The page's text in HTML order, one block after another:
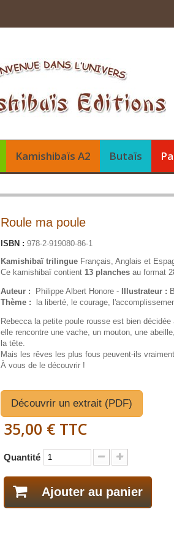
Kamishibaïs A2 Butaïs
Roule ma poule
ISBN : 978-2-919080-86-1
Kamishibaï trilingue Français, Anglais et
Ce kamishibaï contient 13 planches au format
Auteur : Philippe Albert Honore - Illustrateur :
Thème : la liberté, le courage,
Rebecca la petite poule rousse est bien
elle rencontre une vache, un mouton, une
la tête.
Mais les rêves les plus fous peuvent-ils
À vous de le découvrir !
Découvrir un extrait (PDF)
35,00 € TTC
Quantité
Ajouter au panier